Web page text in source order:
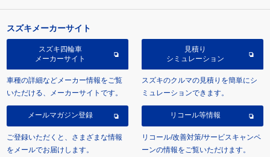
スズキメーカーサイト
スズキ四輪車
メーカーサイト
車種の詳細などメーカー情報をご覧
いただける、メーカーサイトです。
見積り
シミュレーション
スズキのクルマの見積りを簡単にシ
ミュレーションできます。
メールマガジン登録
ご登録いただくと、さまざまな情報
をメールでお届けします。
リコール等情報
リコール/改善対策/サービスキャンペ
ーンの情報をご覧いただけます。